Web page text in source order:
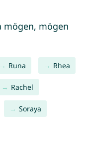
mögen, mögen
Runa Rhea
Rachel
Soraya